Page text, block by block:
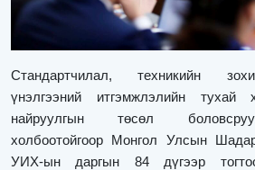
Стандартчилал, техникийн
үнэлгээний итгэмжлэлийн тухай
найруулгын төсөл
холбоотойгоор Монгол Улсын
УИХ-ын даргын 84 дүгээр